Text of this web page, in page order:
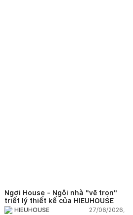
Ngơi House - Ngôi nhà "vẽ trọn"
triết lý thiết kế của HIEUHOUSE
HIEUHOUSE
27/06/2026,